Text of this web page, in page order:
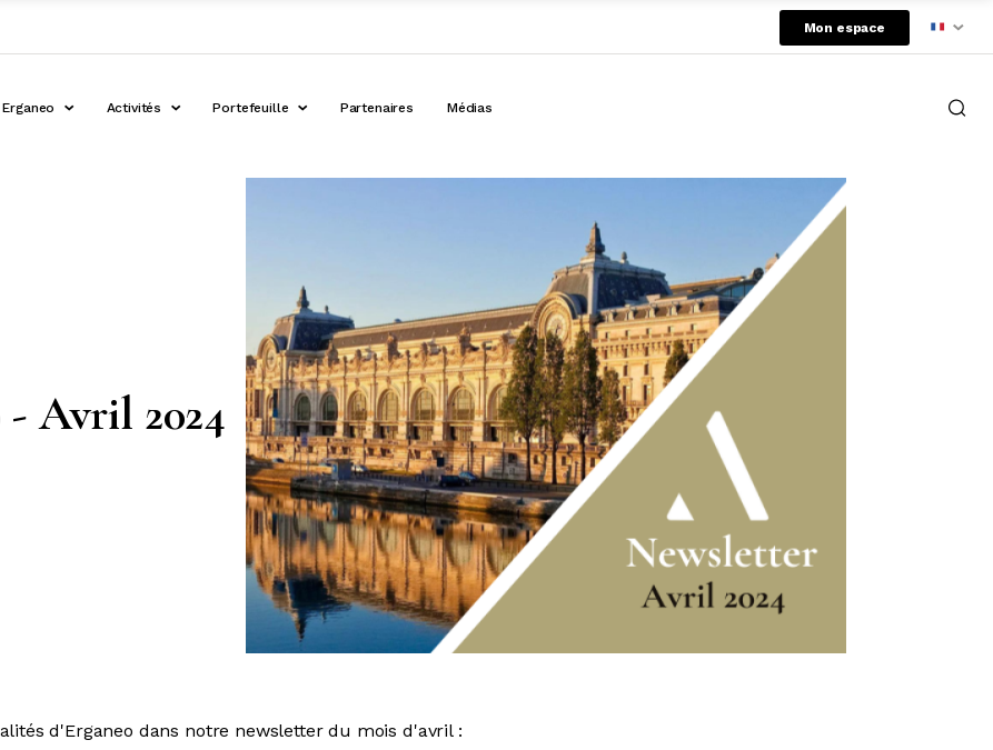
Mon espace
Erganeo Activités Portefeuille Partenaires Médias
- Avril 2024
d'Erganeo dans notre newsletter du mois d'avril :